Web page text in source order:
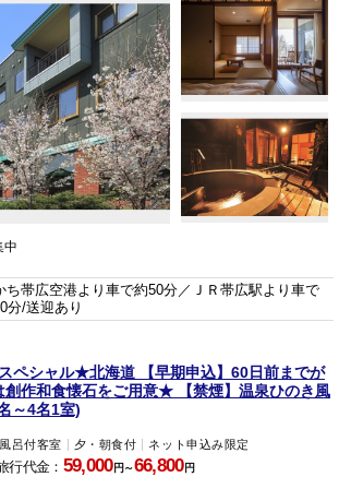
中
ち帯広空港より車で約50分／ＪＲ帯広駅より車で
分/送迎あり
ペシャル★北海道 【早期申込】60日前までが
創作和食懐石をご用意★ 【禁煙】温泉ひのき風
～4名1室)
呂付客室 夕・朝食付 ネット申込み限定
行代金： 59,000円～66,800円